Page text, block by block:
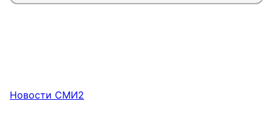
Новости СМИ2